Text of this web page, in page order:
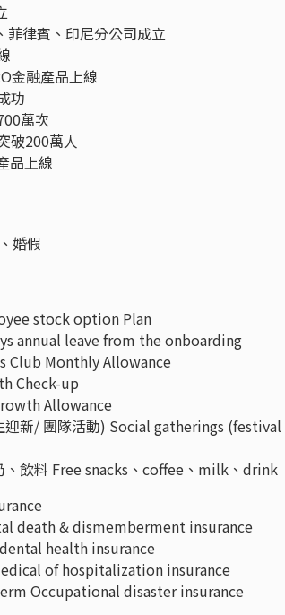
律賓、印尼分公司成立
金融產品上線
功
萬次
破200萬人
品上線
婚假
stock option Plan
annual leave from the onboarding
Club Monthly Allowance
Check-up
Allowance
新/ 團隊活動) Social gatherings
飲料 Free snacks、coffee、milk、drink
death & dismemberment insurance
health insurance
of hospitalization insurance
Occupational disaster insurance